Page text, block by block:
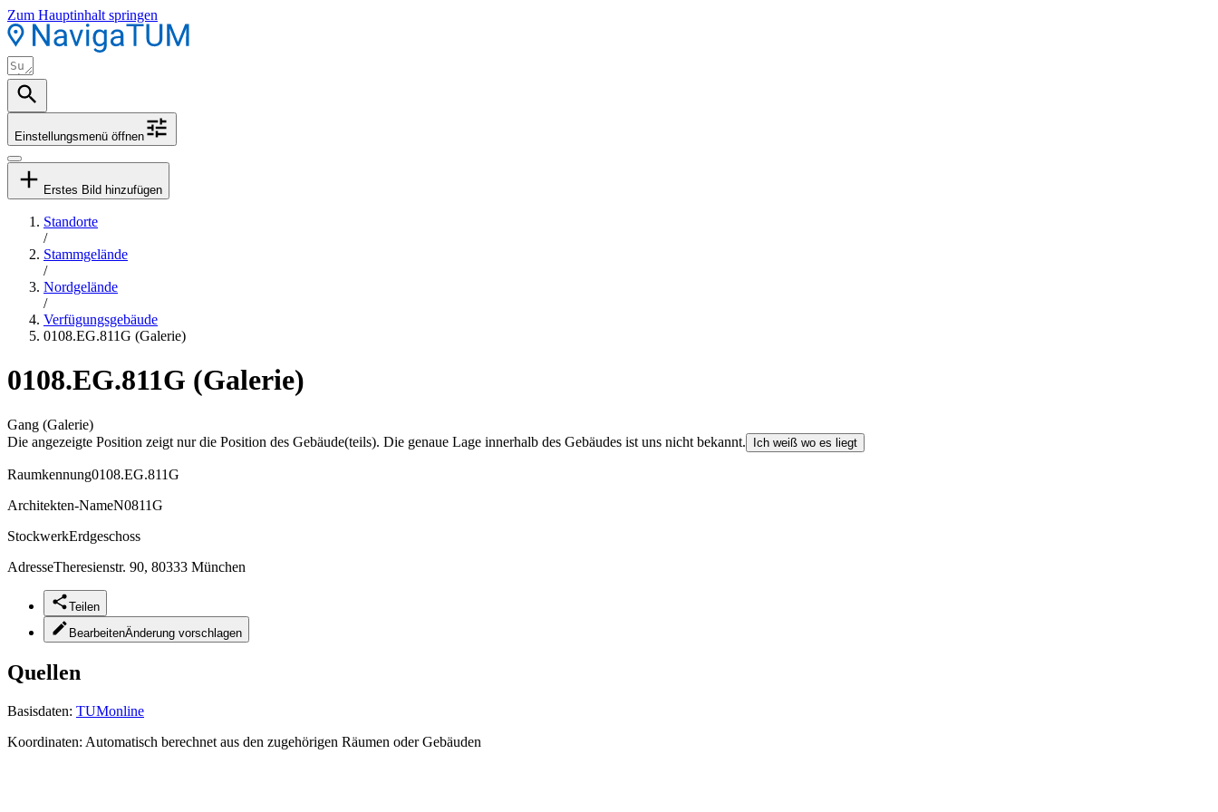
Zum Hauptinhalt springen
Einstellungsmenü öffnen
Erstes Bild hinzufügen
Standorte
/
Stammgelände
/
Nordgelände
/
Verfügungsgebäude
0108.EG.811G (Galerie)
0108.EG.811G (Galerie)
Gang (Galerie)
Die angezeigte Position zeigt nur die Position des Gebäude(teils). Die genaue Lage innerhalb des Gebäudes ist uns nicht bekannt.
Ich weiß wo es liegt
Raumkennung0108.EG.811G
Architekten-NameN0811G
StockwerkErdgeschoss
AdresseTheresienstr. 90, 80333 München
Teilen
BearbeitenÄnderung vorschlagen
Quellen
Basisdaten: TUMonline
Koordinaten: Automatisch berechnet aus den zugehörigen Räumen oder Gebäuden